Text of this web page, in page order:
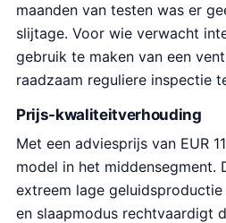
maanden van testen was er
slijtage. Voor wie verwacht
gebruik te maken van een
raadzaam reguliere inspectie
Prijs-kwaliteitverhouding
Met een adviesprijs van EUR
model in het middensegment.
extreem lage geluidsproductie
en slaapmodus rechtvaardigt